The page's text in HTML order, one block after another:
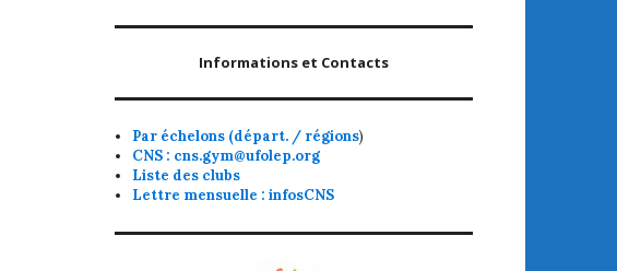
Informations et Contacts
Par échelons (départ. / régions)
CNS : cns.gym@ufolep.org
Liste des clubs
Lettre mensuelle : infosCNS